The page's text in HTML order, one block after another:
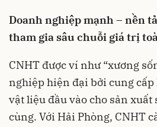
Doanh nghiệp mạnh – nền
tham gia sâu chuỗi giá trị
CNHT được ví như “xương
nghiệp hiện đại bởi cung
vật liệu đầu vào cho sản xuất
cùng. Với Hải Phòng, CNHT